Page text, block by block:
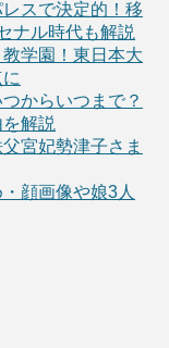
スで決定的！移
ナル時代も解説
学園！東日本大
からいつまで？
解説
宮妃勢津子さま
顔画像や娘3人